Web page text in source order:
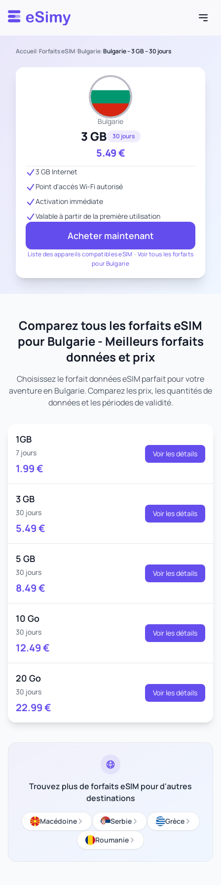
Esimy
Accueil/Forfaits eSIM/Bulgarie/Bulgarie – 3 GB – 30 jours
Bulgarie
3 GB 30 jours
5.49€
Liste des appareils compatibles eSIM - Voir tous les forfaits
pour Bulgarie
3 GB Internet
Point d'accès Wi-Fi autorisé
Activation immédiate
Valable à partir de la première utilisation
Acheter maintenant
Comparez tous les forfaits eSIM
pour Bulgarie - Meilleurs forfaits
données et prix
Choisissez le forfait données eSIM parfait pour votre
aventure en Bulgarie. Comparez les prix, les quantités de
données et les périodes de validité.
1GB
7 jours
1.99€
Voir les détails
3 GB
30 jours
5.49€
Voir les détails
5 GB
30 jours
8.49€
Voir les détails
10 Go
30 jours
12.49€
Voir les détails
20 Go
30 jours
22.99€
Voir les détails
Trouvez plus de forfaits eSIM pour d'autres
destinations
Macédoine Serbie
Grèce
Roumanie